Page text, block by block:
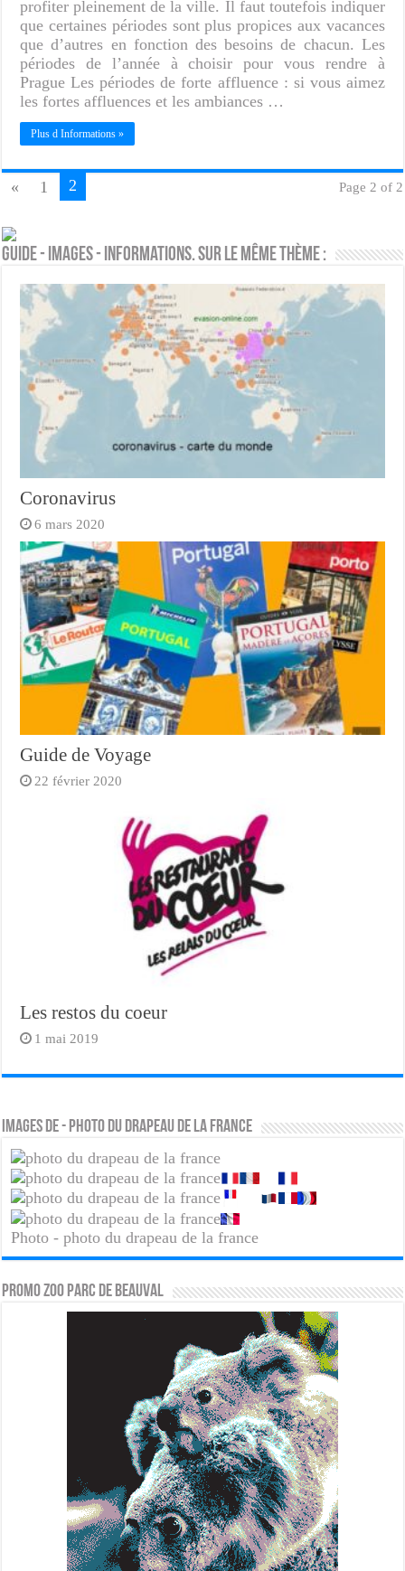
profiter pleinement de la ville. Il faut toutefois indiquer
que certaines périodes sont plus propices aux vacances
que d’autres en fonction des besoins de chacun. Les
périodes de l’année à choisir pour vous rendre à
Prague Les périodes de forte affluence : si vous aimez
les fortes affluences et les ambiances …
Plus d Informations »
Page 2 of 2
« 1 2
Guide - Images - Informations. Sur le même thème :
Coronavirus
6 mars 2020
Guide de Voyage
22 février 2020
Les restos du coeur
1 mai 2019
Images de - photo du drapeau de la france
Photo - photo du drapeau de la france
PROMO ZOO PARC DE BEAUVAL